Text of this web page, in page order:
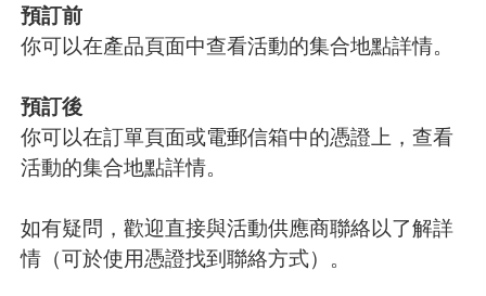
預訂前
你可以在產品頁面中查看活動的集合地點詳情。
預訂後
你可以在訂單頁面或電郵信箱中的憑證上，查看
活動的集合地點詳情。
如有疑問，歡迎直接與活動供應商聯絡以了解詳
情（可於使用憑證找到聯絡方式）。